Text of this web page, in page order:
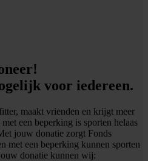
voor iedereen.
maakt vrienden en krijgt meer
een beperking is sporten helaas
jouw donatie zorgt Fonds
met een beperking kunnen sporten
donatie kunnen wij: